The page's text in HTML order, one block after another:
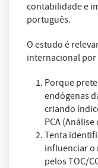
contabilidade e
português.
O estudo é
internacional por
Porque
endógenas
criando
PCA
Tenta
influenciar o
pelos TOC/